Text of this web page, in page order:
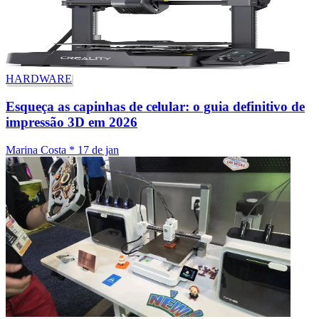
HARDWARE
Esqueça as capinhas de celular: o guia definitivo de
impressão 3D em 2026
Marina Costa * 17 de jan